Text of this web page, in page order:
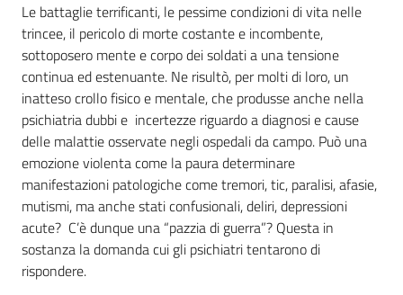
Casa
Piani
Archivio
storico
Decentrate
Le battaglie terrificanti, le pessime condizioni di vita nelle
trincee, il pericolo di morte costante e incombente,
sottoposero mente e corpo dei soldati a una tensione
continua ed estenuante. Ne risultò, per molti di loro, un
inatteso crollo fisico e mentale, che produsse anche nella
psichiatria dubbi e incertezze riguardo a diagnosi e cause
delle malattie osservate negli ospedali da campo. Può una
emozione violenta come la paura determinare
manifestazioni patologiche come tremori, tic, paralisi, afasie,
mutismi, ma anche stati confusionali, deliri, depressioni
acute? C’è dunque una “pazzia di guerra”? Questa in
sostanza la domanda cui gli psichiatri tentarono di
rispondere.